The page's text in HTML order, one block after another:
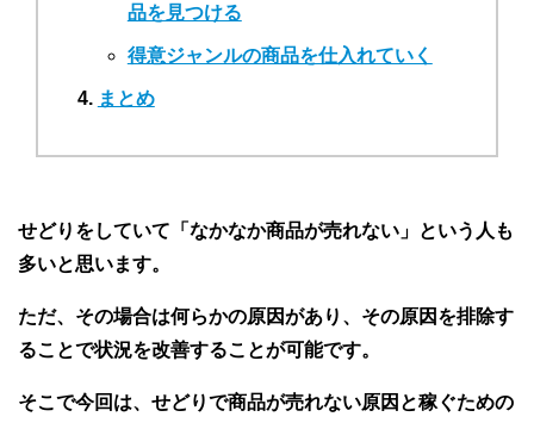
品を見つける
得意ジャンルの商品を仕入れていく
まとめ
せどりをしていて「なかなか商品が売れない」という人も
多いと思います。
ただ、その場合は何らかの原因があり、その原因を排除す
ることで状況を改善することが可能です。
そこで今回は、せどりで商品が売れない原因と稼ぐための